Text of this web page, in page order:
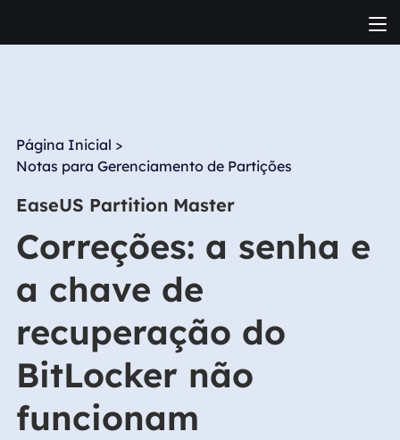
Página Inicial >
Notas para Gerenciamento de Partições
EaseUS Partition Master
Correções: a senha e
a chave de
recuperação do
BitLocker não
funcionam